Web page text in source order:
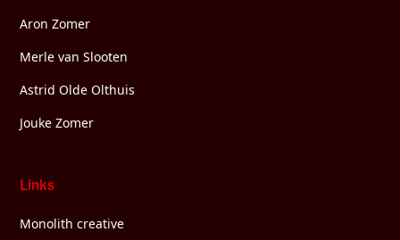
Aron Zomer
Merle van Slooten
Astrid Olde Olthuis
Jouke Zomer
Links
Monolith creative